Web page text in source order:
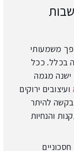
משמעותי
בכלל. ככל
מגמה
ועיצובים ירוקים
בקשה להיתר
והנחיות